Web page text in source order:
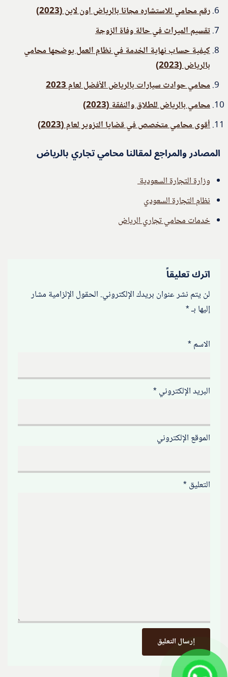
رقم محامي للاستشاره مجانا بالرياض اون لاين (2023)
تقسيم الميراث في حالة وفاة الزوجة
كيفية حساب نهاية الخدمة في نظام العمل يوضحها محامي
بالرياض (2023)
محامي حوادث سيارات بالرياض الأفضل لعام 2023
محامي بالرياض للطلاق والنفقة (2023)
أقوى محامي متخصص في قضايا التزوير لعام (2023)
المصادر والمراجع لمقالنا محامي تجاري بالرياض
وزارة التجارة السعودية
نظام التجارة السعودي
خدمات محامي تجاري الرياض
اترك تعليقاً
لن يتم نشر عنوان بريدك الإلكتروني. الحقول الإلزامية مشار
إليها بـ*
الاسم*
البريد الإلكتروني*
الموقع الإلكتروني
التعليق*